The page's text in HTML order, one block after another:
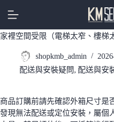
主
要
家裡空間受限（電梯太窄、樓梯
shopkmb_admin
配送與安裝疑問, 配送與安
商品訂購前請先確認外箱尺寸是
發現無法配送或定位安裝，屬個